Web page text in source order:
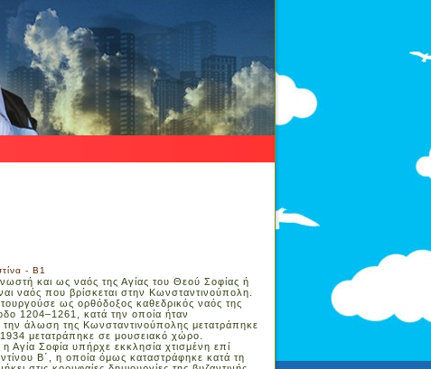
- Β1
και ως ναός της Αγίας του Θεού Σοφίας ή
ναός που βρίσκεται στην Κωνσταντινούπολη.
ως ορθόδοξος καθεδρικός ναός της
1204–1261, κατά την οποία ήταν
άλωση της Κωνσταντινούπολης μετατράπηκε
μετατράπηκε σε μουσειακό χώρο.
Αγία Σοφία υπήρχε εκκλησία χτισμένη επί
Β΄, η οποία όμως καταστράφηκε κατά τη